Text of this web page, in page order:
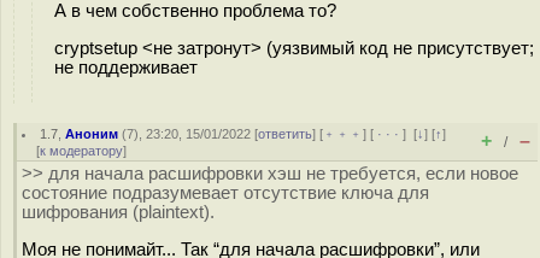
А в чем собственно проблема то?
cryptsetup <не затронут> (уязвимый код не присутствует;
не поддерживает
1.7 ,Аноним (7), 23:20, 15/01/2022 [ответить] [ ﹢﹢﹢] [ · · ·][↓] [↑]
[к модератору] + / –
>> для начала расшифровки хэш не требуется, если новое
состояние подразумевает отсутствие ключа для
шифрования (plaintext).
Моя не понимайт... Так “для начала расшифровки”, или